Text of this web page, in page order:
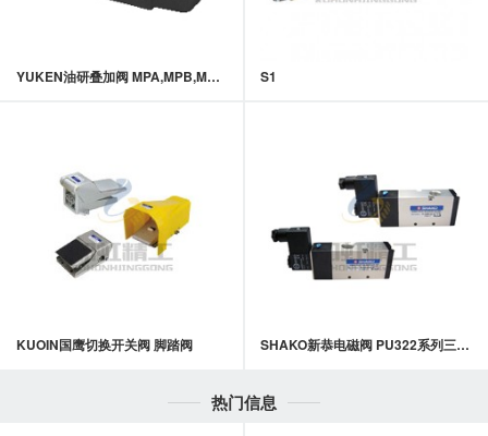
YUKEN油研叠加阀 MPA,MPB,MPW-04系列叠加式液控单向阀 S1
KUOIN国鹰切换开关阀 脚踏阀 SHAKO新恭电磁阀 PU322系列三口二位引导式电磁阀
热门信息